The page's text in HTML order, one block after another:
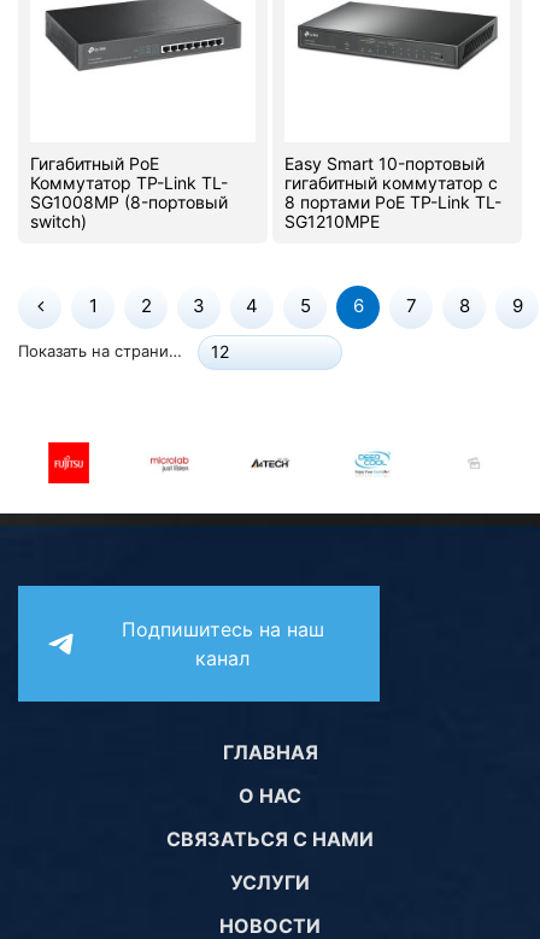
Гигабитный PoE
Коммутатор TP-Link TL-
SG1008MP (8-портовый
switch)
Easy Smart 10-портовый
гигабитный коммутатор с
8 портами PoE TP-Link TL-
SG1210MPE
1 2 3 4 5 6 7 8 9
Показать на странице: 12
Подпишитесь на наш
канал
ГЛАВНАЯ
О НАС
СВЯЗАТЬСЯ С НАМИ
УСЛУГИ
НОВОСТИ